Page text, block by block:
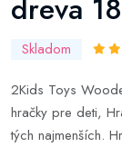
dreva
Skladom
2Kids Toys
hračky pre deti,
tých najmenších.